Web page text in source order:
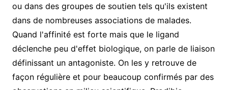
ou dans des groupes de soutien tels qu'ils existent
dans de nombreuses associations de malades.
Quand l'affinité est forte mais que le ligand
déclenche peu d'effet biologique, on parle de liaison
définissant un antagoniste. On les y retrouve de
façon régulière et pour beaucoup confirmés par des